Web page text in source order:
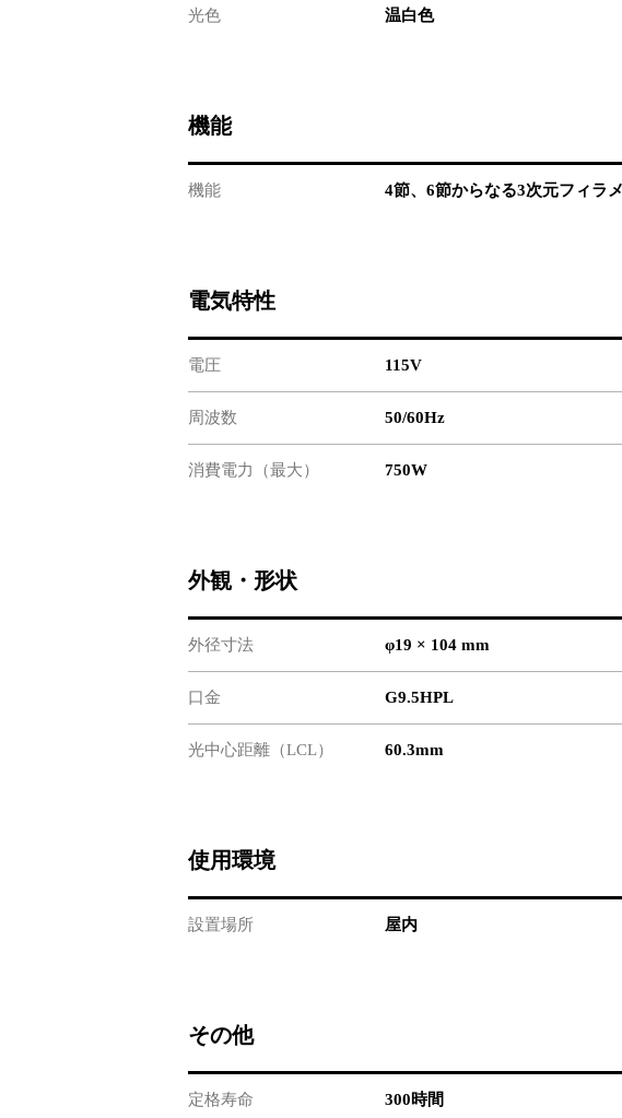
光色 温白色
機能
機能 4節、6節からなる3次元フィラ
電気特性
電圧 115V
周波数 50/60Hz
消費電力（最大） 750W
外観・形状
外径寸法 φ19 × 104 mm
口金 G9.5HPL
光中心距離（LCL） 60.3mm
使用環境
設置場所 屋内
その他
定格寿命 300時間